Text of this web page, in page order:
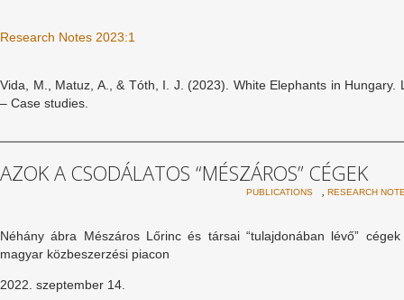
Research Notes 2023:1
Vida, M., Matuz, A., & Tóth, I. J. (2023). White Elephants in Hungary.
– Case studies.
AZOK A CSODÁLATOS “MÉSZÁROS” CÉGEK
PUBLICATIONS , RESEARCH
Néhány ábra Mészáros Lőrinc és társai “tulajdonában lévő”
magyar közbeszerzési piacon
2022. szeptember 14.